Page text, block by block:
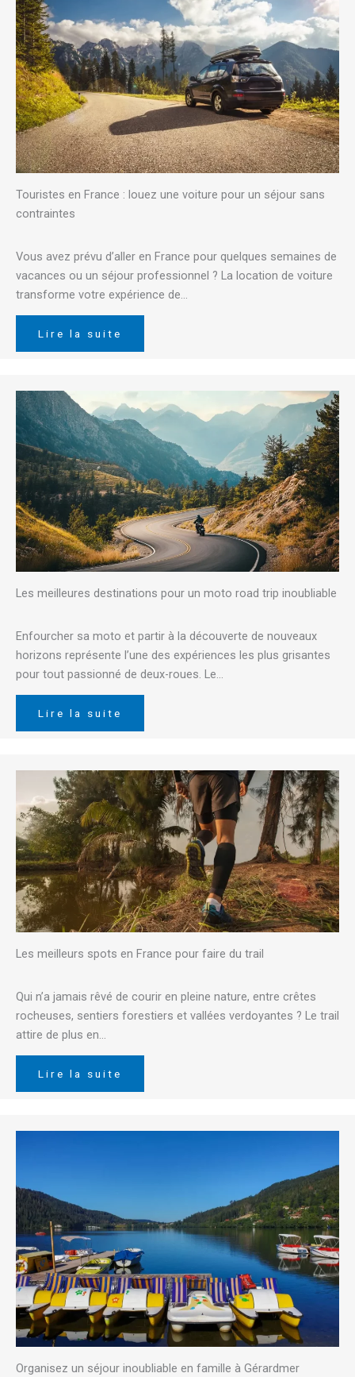
Touristes en France : louez une voiture pour un séjour sans
contraintes
Vous avez prévu d’aller en France pour quelques semaines de
vacances ou un séjour professionnel ? La location de voiture
transforme votre expérience de…
Lire la suite
Les meilleures destinations pour un moto road trip inoubliable
Enfourcher sa moto et partir à la découverte de nouveaux
horizons représente l’une des expériences les plus grisantes
pour tout passionné de deux-roues. Le…
Lire la suite
Les meilleurs spots en France pour faire du trail
Qui n’a jamais rêvé de courir en pleine nature, entre crêtes
rocheuses, sentiers forestiers et vallées verdoyantes ? Le trail
attire de plus en…
Lire la suite
Organisez un séjour inoubliable en famille à Gérardmer